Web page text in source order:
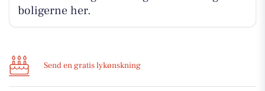
boligerne her.
Send en gratis lykønskning